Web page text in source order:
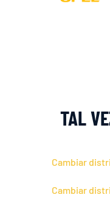
TAL
Cambiar
Cambiar